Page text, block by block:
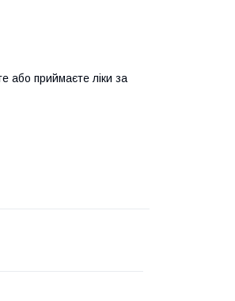
або приймаєте ліки за